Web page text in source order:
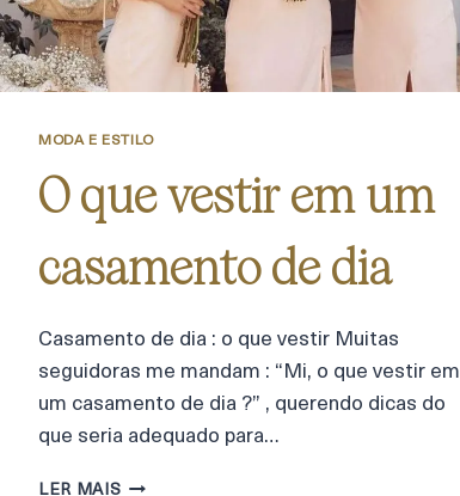
MODA E ESTILO
O que vestir em um
casamento de dia
Casamento de dia : o que vestir Muitas
seguidoras me mandam : “Mi, o que vestir em
um casamento de dia ?” , querendo dicas do
que seria adequado para…
LER MAIS